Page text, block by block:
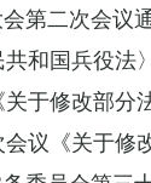
第二次会
和国兵役
于修改部
议《关于